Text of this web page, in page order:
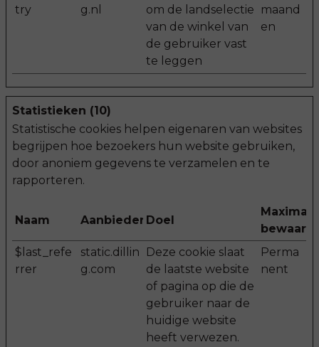
try
g.nl
om de landselectie
van de winkel van
de gebruiker vast
te leggen
maand
en
Statistieken (10)
Statistische cookies helpen eigenaren van websites
begrijpen hoe bezoekers hun website gebruiken,
door anoniem gegevens te verzamelen en te
rapporteren.
Naam Aanbieder Doel
Maximale
$last_refe
rrer
static.dillin
g.com
Deze cookie slaat
de laatste website
of pagina op die de
gebruiker naar de
huidige website
heeft verwezen.
Perma
nent